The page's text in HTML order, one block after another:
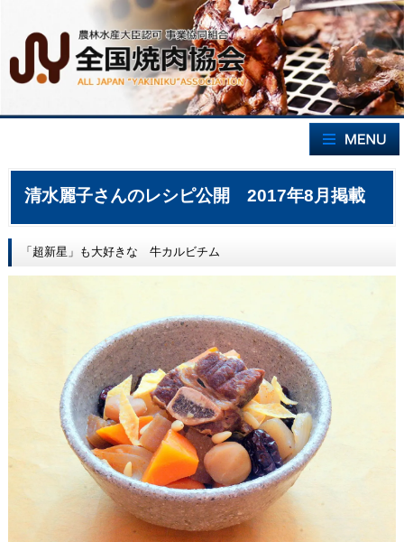
清水麗子さんのレシピ公開 2017年8月掲載
「超新星」も大好きな 牛カルビチム